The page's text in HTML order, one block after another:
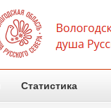
Статистика